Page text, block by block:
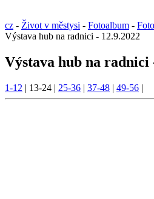
cz - Život v městysi - Fotoalbum -
Výstava hub na radnici - 12.9.2022
Výstava hub na radnici
1-12 | 13-24 | 25-36 | 37-48 | 49-56 |